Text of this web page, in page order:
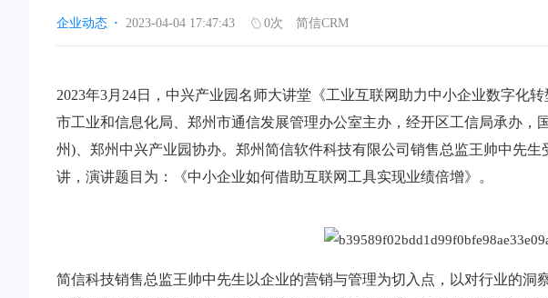
办公云
服务云
涵盖多种售前/后服务元素功能和接入
私
金融保险
互联网金融模式发展的基石，给...
医疗器械
享受个性化的健康资讯，实现
企业动态 · 2023-04-04 17:47:43 0次 简信CRM
2023年3月24日，中兴产业园名师大讲堂《工业互联网助力中小企业数字化
市工业和信息化局、郑州市通信发展管理办公室主办，经开区工信局承办，
州)、郑州中兴产业园协办。郑州简信软件科技有限公司销售总监王帅中先
讲，演讲题目为：《中小企业如何借助互联网工具实现业绩倍增》。
简信科技销售总监王帅中先生以企业的营销与管理为切入点，以对行业的洞